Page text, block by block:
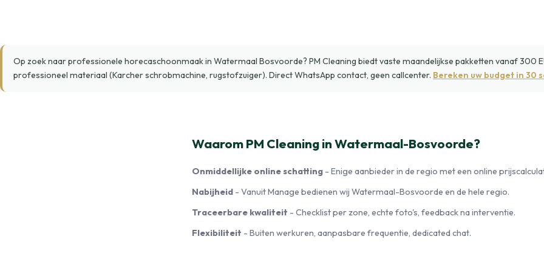
Op zoek naar professionele horecaschoonmaak in Watermaal Bosvoorde? PM Cleaning biedt vaste maandelijkse pakketten vanaf 300
professioneel materiaal (Karcher schrobmachine, rugstofzuiger). Direct WhatsApp contact, geen callcenter. Bereken uw budget in 30
Waarom PM Cleaning in Watermaal-Bosvoorde?
Onmiddellijke online schatting - Enige aanbieder in de regio met een online
Nabijheid - Vanuit Manage bedienen wij Watermaal-Bosvoorde en de hele regio.
Traceerbare kwaliteit - Checklist per zone, echte foto's, feedback na interventie.
Flexibiliteit - Buiten werkuren, aanpasbare frequentie, dedicated chat.